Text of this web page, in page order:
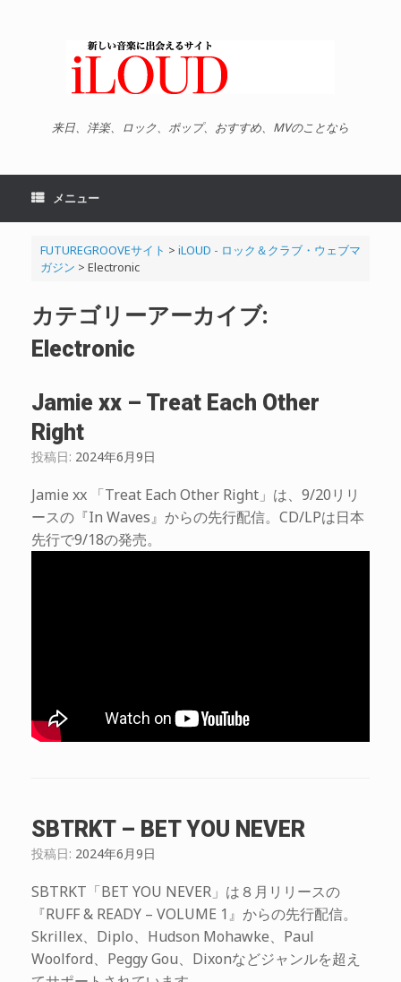
来日、洋楽、ロック、ポップ、おすすめ、MVのことなら
メニュー
FUTUREGROOVEサイト > iLOUD - ロック＆クラブ・ウェブマ
ガジン > Electronic
カテゴリーアーカイブ:
Electronic
Jamie xx – Treat Each Other
Right
投稿日: 2024年6月9日
Jamie xx 「Treat Each Other Right」は、9/20リリ
ースの『In Waves』からの先行配信。CD/LPは日本
先行で9/18の発売。
SBTRKT – BET YOU NEVER
投稿日: 2024年6月9日
SBTRKT「BET YOU NEVER」は８月リリースの
『RUFF & READY – VOLUME 1』からの先行配信。
Skrillex、Diplo、Hudson Mohawke、Paul
Woolford、Peggy Gou、Dixonなどジャンルを超え